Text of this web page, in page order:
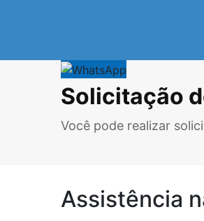
Solicitação
Você pode realizar
Assistência